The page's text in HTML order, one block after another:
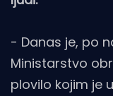
- Danas je, po
Ministarstvo
plovilo kojim je